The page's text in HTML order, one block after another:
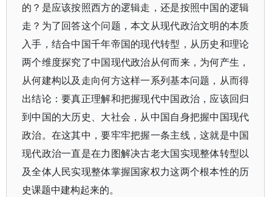
的？是应该按照西方的逻辑走，还是按照中国的逻辑
走？为了回答这个问题，本文从现代政治文明的本质
入手，结合中国千年帝国的现代转型，从历史和理论
两个维度探究了中国现代政治从何而来，为何产生，
从何建构以及走向何方这样一系列基本问题，从而得
出结论：要真正理解和把握现代中国政治，应该回归
到中国的大历史、大社会，从中国自身把握中国现代
政治。在这其中，要牢牢把握一条主线，这就是中国
现代政治一直是在力图解决古老大国实现整体转型以
及全体人民实现整体掌握国家权力这两个根本性的历
史课题中建构起来的。